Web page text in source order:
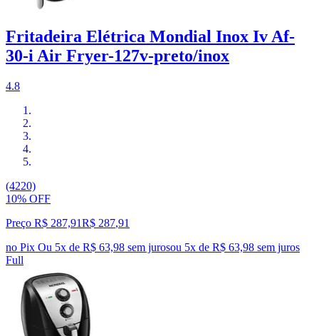
Fritadeira Elétrica Mondial Inox Iv Af-
30-i Air Fryer-127v-preto/inox
4.8
(4220)
10% OFF
Preço R$ 287,91R$ 287,91
no Pix Ou 5x de R$ 63,98 sem jurosou 5x de R$ 63,98 sem juros
Full